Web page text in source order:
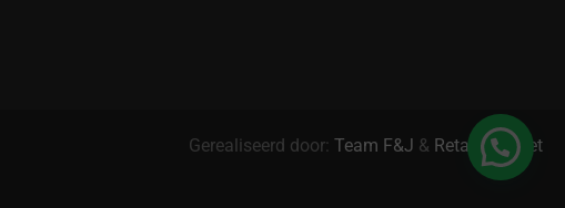
Gerealiseerd door: Team F&J & Retail2Market